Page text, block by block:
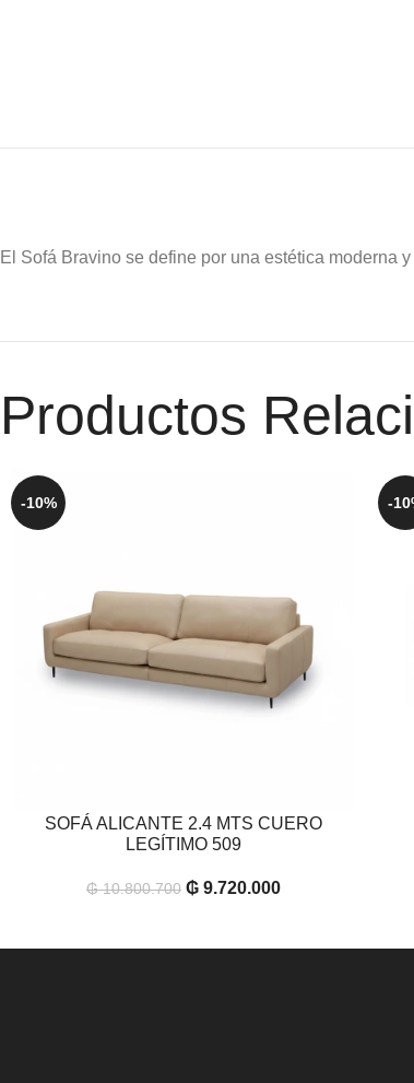
El Sofá Bravino se define por una estética moderna
Productos
-10%
AÑADIR AL CARRITO
SOFÁ ALICANTE 2.4 MTS CUERO
LEGÍTIMO 509
₲10.800.700 ₲ 9.720.000
-